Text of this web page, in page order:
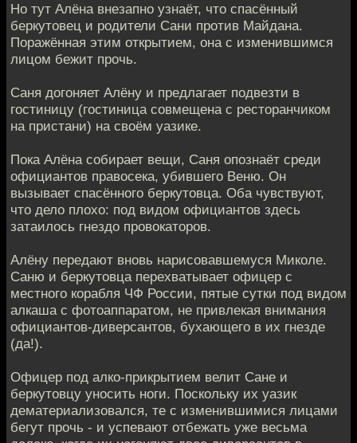
Но тут Алёна внезапно узнаёт, что спасённый
беркутовец и родители Сани против Майдана.
Поражённая этим открытием, она с изменившимся
лицом бежит прочь.
Саня догоняет Алёну и предлагает подвезти в
гостиницу (гостиница совмещена с ресторанчиком
на пристани) на своём уазике.
Пока Алёна собирает вещи, Саня опознаёт среди
официантов правосека, убившего Веню. Он
вызывает спасённого беркутовца. Оба чувствуют,
что дело плохо: под видом официантов здесь
затаилось гнездо провокаторов.
Алёну передают вновь нарисовавшемуся Миколе.
Саню и беркутовца перехватывает офицер с
местного корабля ЧФ России, пятые сутки под видом
алкаша с фотоаппаратом, не привлекая внимания
официантов-диверсантов, бухающего в их гнезде
(да!).
Офицер под алко-прикрытием велит Сане и
беркутовцу уносить ноги. Поскольку их уазик
дематериализовался, те с изменившимися лицами
бегут прочь - и успевают отбежать уже весьма